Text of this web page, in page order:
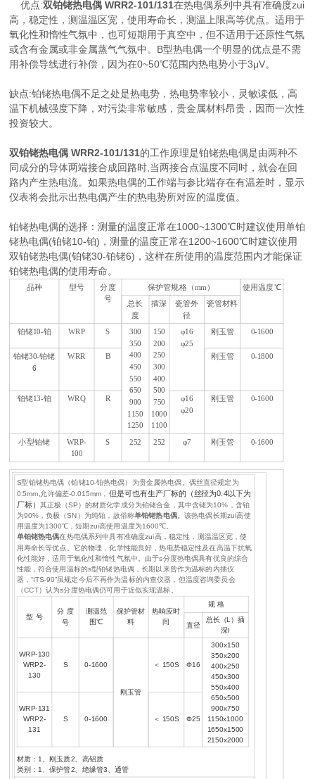
优点:双铂铑热电偶 WRR2-101/131在热电偶系列中具有准确度zui
高，稳定性，测温温区宽，使用寿命长，测温上限高等优点。适用于
氧化性和惰性气氛中，也可短期用于真空中，但不适用于还原性气氛
或含有金属或非金属蒸气气氛中。B型热电偶一个明显的优点是不需
用补偿导线进行补偿，因为在0~50℃范围内热电势小于3μV。
缺点:铂铑热电偶不足之处是热电势，热电势率较小，灵敏读低，高
温下机械强度下降，对污染非常敏感，贵金属材料昂贵，因而一次性
投资较大。
双铂铑热电偶 WRR2-101/131的工作原理是铂铑热电偶是由两种不
同成分的导体两端接合成回路时,当两接合点温度不同时，就会在回
路内产生热电流。如果热电偶的工作端与参比端存在有温差时，显示
仪表将会批示出热电偶产生的热电势所对应的温度值。
铂铑热电偶的选择：测量的温度正常在1000~1300℃时建议使用单铂
铑热电偶(铂铑10-铂)，测量的温度正常在1200~1600℃时建议使用
双铂铑热电偶(铂铑30-铂铑6)，这样在所使用的温度范围内才能保证
铂铑热电偶的使用寿命。
品种 型号
分度
号
保护管规格（mm）
使用温度℃
总长
度
插深
瓷管外
径
瓷管材料
铂铑10-铂 WRP S
300
350
400
450
550
650
900
1150
1250
150
200
250
300
400
500
750
1000
1100
φ16
φ25
刚玉管 0-1600
铂铑30-铂铑
6
WRR B 刚玉管 0-1800
铂铑13-铂 WRQ R
φ16
φ20
刚玉管 0-1600
小型铂铑
WRP-
100
S 252 252 φ7 刚玉管 0-1600
S型铂铑热电偶（铂铑10-铂热电偶）为贵金属热电偶。偶丝直径规定为
0.5mm, 允许偏差-0.015mm ，但是可也有生产厂标的（丝径为0.4以下为
厂标）其正极（SP）的材质化学成分为铂铑合金，其中含铑为10% ，含铂
为90% ，负极（SN）为纯铂，故俗称单铂铑热电偶 。该热电偶长期zui高使
用温度为1300℃，短期zui高使用温度为1600℃。
单铂铑热电偶在热电偶系列中具有准确度zui高，稳定性，测温温区宽，使
用寿命长等优点。它的物理，化学性能良好，热电势稳定性及在高温下抗氧
化性能好，适用于氧化性和惰性气氛中。由于s分度热电偶具有优良的综合
性能，符合使用温标的s型铂铑热电偶，长期以来曾作为温标的内插仪
器，“ITS-90”虽规定今后不再作为温标的内查仪器，但温度咨询委员会
（CCT）认为s分度热电偶仍可用于近似实现温标。
型 号
分 度
号
测温范
围℃
保护管材
料
热响应时
间
规 格
直径
总长（L ）插
深I
WRP-130
WRP2-
130
S 0-1600
刚玉管
＜ 150S Φ16
300x150
350x200
400x250
450x300
550x400
650x500
900x750
1150x1000
1650x1500
2150x2000
WRP-131
WRP2-
131
S 0-1600 ＜ 150S Φ25
材质： 1 、刚玉质2 、高铝质
类别： 1 、保护管2 、绝缘管3 、通管